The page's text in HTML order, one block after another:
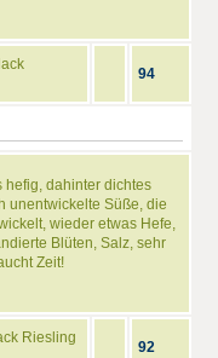
94
hefig, dahinter dichtes
unentwickelte Süße, die
wieder etwas Hefe,
Blüten, Salz, sehr
Zeit!
Riesling
92